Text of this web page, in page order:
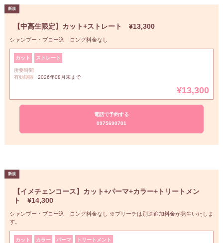
【中高生限定】カット+ストレート ¥13,300
シャンプー・ブロー込 ロング料金なし
カット ストレート
所要時間
有効期限
2026年08月末まで
¥13,300
電話で予約する
0975690701
【イメチェンコース】カット+パーマ+カラー+トリートメン
ト ¥14,300
シャンプー・ブロー込 ロング料金なし ※ブリーチは別途追加料金が発生いたしま
す。
カット カラー パーマ トリートメント